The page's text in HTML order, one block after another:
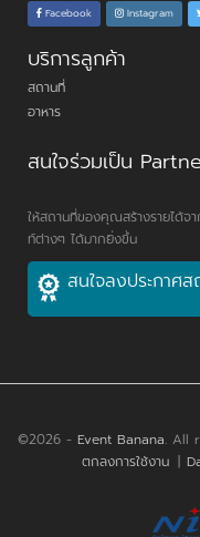
Facebook Instagram
บริการลูกค้า
สถานที่
อาหาร
สนใจร่วมเป็น
ให้สถานที่ของคุณสร้างรายได้จ
ท์ต่างๆ ได้มากยิ่งขึ้น
สนใจลงประกาศส
©2026 - Event Banana. All
ตกลงการใช้งาน |